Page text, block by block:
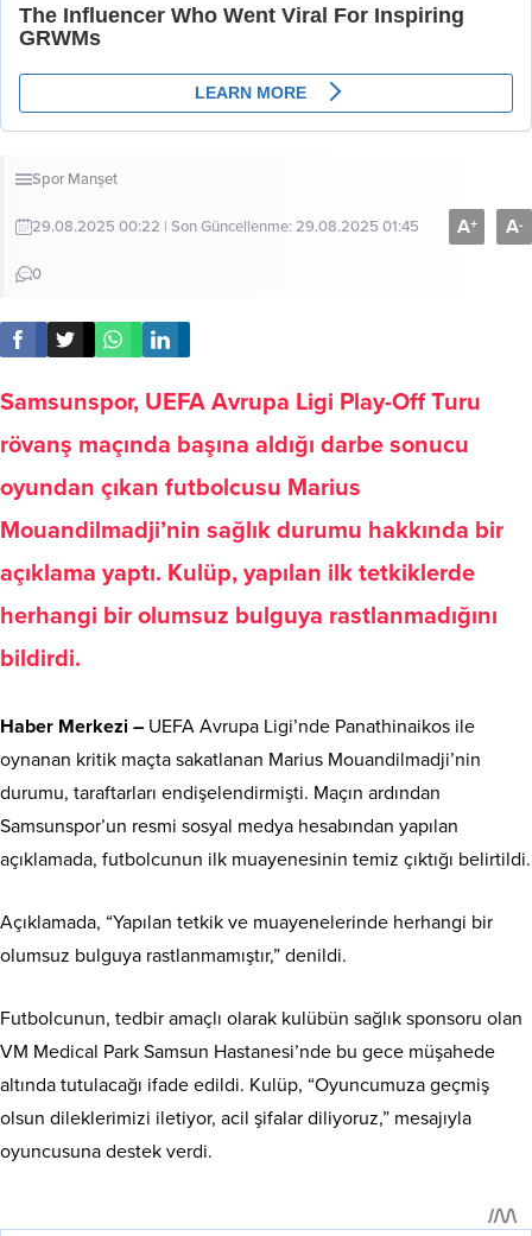
Spor Manşet
29.08.2025 00:22 | Son Güncellenme: 29.08.2025 01:45
0
A+ A-
Samsunspor, UEFA Avrupa Ligi Play-Off Turu
rövanş maçında başına aldığı darbe sonucu
oyundan çıkan futbolcusu Marius
Mouandilmadji’nin sağlık durumu hakkında bir
açıklama yaptı. Kulüp, yapılan ilk tetkiklerde
herhangi bir olumsuz bulguya rastlanmadığını
bildirdi.
Haber Merkezi – UEFA Avrupa Ligi’nde Panathinaikos ile
oynanan kritik maçta sakatlanan Marius Mouandilmadji’nin
durumu, taraftarları endişelendirmişti. Maçın ardından
Samsunspor’un resmi sosyal medya hesabından yapılan
açıklamada, futbolcunun ilk muayenesinin temiz çıktığı belirtildi.
Açıklamada, “Yapılan tetkik ve muayenelerinde herhangi bir
olumsuz bulguya rastlanmamıştır,” denildi.
Futbolcunun, tedbir amaçlı olarak kulübün sağlık sponsoru olan
VM Medical Park Samsun Hastanesi’nde bu gece müşahede
altında tutulacağı ifade edildi. Kulüp, “Oyuncumuza geçmiş
olsun dileklerimizi iletiyor, acil şifalar diliyoruz,” mesajıyla
oyuncusuna destek verdi.